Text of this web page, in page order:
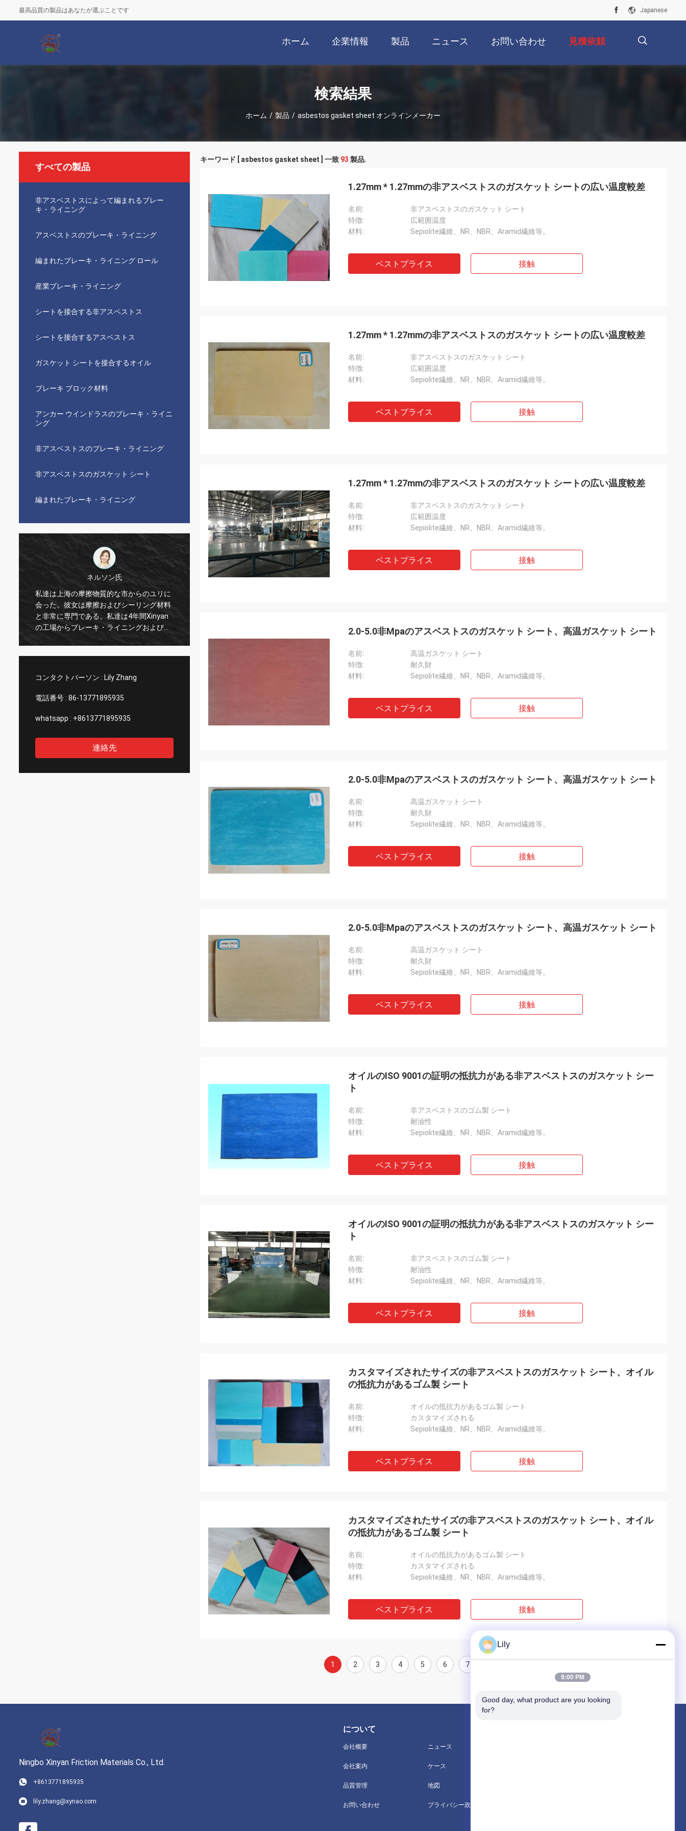
最高品質の製品はあなたが選ぶことです Japanese
ホーム 企業情報 製品 ニュース お問い合わせ 見積依頼
検索結果
ホーム / 製品 / asbestos gasket sheet オンラインメーカー
すべての製品
非アスベストスによって編まれるブレー
キ・ライニング
アスベストスのブレーキ・ライニング
編まれたブレーキ・ライニング ロール
産業ブレーキ・ライニング
シートを接合する非アスベストス
シートを接合するアスベストス
ガスケット シートを接合するオイル
ブレーキ ブロック材料
アンカー ウインドラスのブレーキ・ライニ
ング
非アスベストスのブレーキ・ライニング
非アスベストスのガスケット シート
編まれたブレーキ・ライニング
ネルソン氏
私達は上海の摩擦物質的な市からのユリに
会った。彼女は摩擦およびシーリング材料
と非常に専門である。私達は4年間Xinyan
の工場からブレーキ・ライニングおよびガ
スケットの共同シートを輸入した。よく、
ことを信じる
Chay氏
きる。ユリはコミュニケーションおよび支
コンタクトパーソン : Lily Zhang
電話番号 : 86-13771895935
whatsapp : +8613771895935
連絡先
キーワード [ asbestos gasket sheet ] 一致 93 製品.
1.27mm * 1.27mmの非アスベストスのガスケット シートの広い温度較差
名前:
非アスベストスのガスケット シート
特徴:
広範囲温度
材料:
Sepiolite繊維、NR、NBR、Aramid繊維等。
ベストプライス 接触
1.27mm * 1.27mmの非アスベストスのガスケット シートの広い温度較差
名前:
非アスベストスのガスケット シート
特徴:
広範囲温度
材料:
Sepiolite繊維、NR、NBR、Aramid繊維等。
ベストプライス 接触
1.27mm * 1.27mmの非アスベストスのガスケット シートの広い温度較差
名前:
非アスベストスのガスケット シート
特徴:
広範囲温度
材料:
Sepiolite繊維、NR、NBR、Aramid繊維等。
ベストプライス 接触
2.0-5.0非Mpaのアスベストスのガスケット シート、高温ガスケット シート
名前:
高温ガスケット シート
特徴:
耐久財
材料:
Sepiolite繊維、NR、NBR、Aramid繊維等。
ベストプライス 接触
2.0-5.0非Mpaのアスベストスのガスケット シート、高温ガスケット シート
名前:
高温ガスケット シート
特徴:
耐久財
材料:
Sepiolite繊維、NR、NBR、Aramid繊維等。
ベストプライス 接触
2.0-5.0非Mpaのアスベストスのガスケット シート、高温ガスケット シート
名前:
高温ガスケット シート
特徴:
耐久財
材料:
Sepiolite繊維、NR、NBR、Aramid繊維等。
ベストプライス 接触
オイルのISO 9001の証明の抵抗力がある非アスベストスのガスケット シー
ト
名前:
非アスベストスのゴム製 シート
特徴:
耐油性
材料:
Sepiolite繊維、NR、NBR、Aramid繊維等。
ベストプライス 接触
オイルのISO 9001の証明の抵抗力がある非アスベストスのガスケット シー
ト
名前:
非アスベストスのゴム製 シート
特徴:
耐油性
材料:
Sepiolite繊維、NR、NBR、Aramid繊維等。
ベストプライス 接触
カスタマイズされたサイズの非アスベストスのガスケット シート、オイル
の抵抗力があるゴム製 シート
名前:
オイルの抵抗力があるゴム製 シート
特徴:
カスタマイズされる
材料:
Sepiolite繊維、NR、NBR、Aramid繊維等。
ベストプライス 接触
カスタマイズされたサイズの非アスベストスのガスケット シート、オイル
の抵抗力があるゴム製 シート
名前:
オイルの抵抗力があるゴム製 シート
特徴:
カスタマイズされる
材料:
Sepiolite繊維、NR、NBR、Aramid繊維等。
ベストプライス 接触
1 2 3 4 5 6 7
Ningbo Xinyan Friction Materials Co., Ltd.
+8613771895935
lily.zhang@xynao.com
について
会社概要
会社案内
品質管理
お問い合わせ
ニュース
ケース
地図
プライバシー政策
Lily
9:00 PM
Good day, what product are you looking
for?